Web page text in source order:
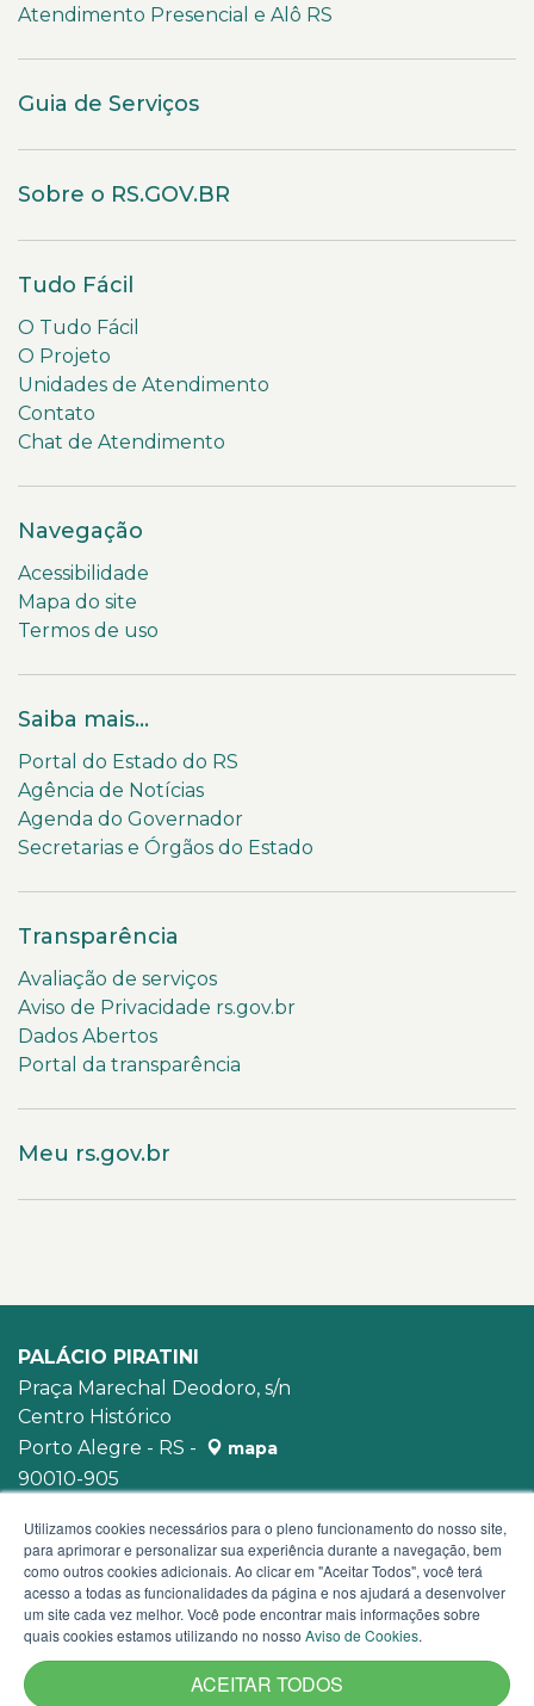
Atendimento Presencial e Alô RS
Guia de Serviços
Sobre o RS.GOV.BR
Tudo Fácil
O Tudo Fácil
O Projeto
Unidades de Atendimento
Contato
Chat de Atendimento
Navegação
Acessibilidade
Mapa do site
Termos de uso
Saiba mais...
Portal do Estado do RS
Agência de Notícias
Agenda do Governador
Secretarias e Órgãos do Estado
Transparência
Avaliação de serviços
Aviso de Privacidade rs.gov.br
Dados Abertos
Portal da transparência
Meu rs.gov.br
PALÁCIO PIRATINI
Praça Marechal Deodoro, s/n
Centro Histórico
Porto Alegre - RS -
mapa
90010-905
Utilizamos cookies necessários para o pleno funcionamento do nosso site,
para aprimorar e personalizar sua experiência durante a navegação, bem
como outros cookies adicionais. Ao clicar em "Aceitar Todos", você terá
acesso a todas as funcionalidades da página e nos ajudará a desenvolver
um site cada vez melhor. Você pode encontrar mais informações sobre
quais cookies estamos utilizando no nosso Aviso de Cookies.
ACEITAR TODOS